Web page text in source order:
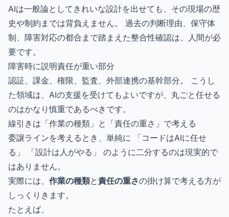
AIは一般論としてきれいな設計を出せても、その現場の歴
史や制約までは背負えません。 過去の判断理由、保守体
制、障害対応の都合まで踏まえた整合性確認は、人間が必
要です。
障害時に説明責任が重い部分
認証、課金、権限、監査、外部連携の基幹部分。 こうし
た領域は、AIの支援を受けてもよいですが、丸ごと任せる
のはかなり慎重であるべきです。
線引きは「作業の種類」と「責任の重さ」で考える
委譲ラインを考えるとき、単純に 「コードはAIに任せ
る」 「設計は人がやる」 のように二分するのは現実的で
はありません。
実際には、 作業の種類と責任の重さの掛け算で考える方が
しっくりきます。
たとえば、